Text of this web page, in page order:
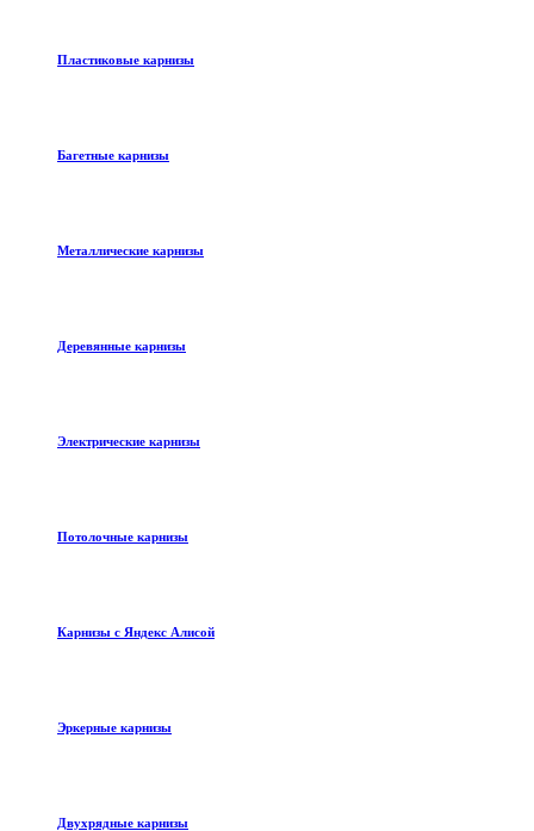
Пластиковые карнизы
Багетные карнизы
Металлические карнизы
Деревянные карнизы
Электрические карнизы
Потолочные карнизы
Карнизы с Яндекс Алисой
Эркерные карнизы
Двухрядные карнизы